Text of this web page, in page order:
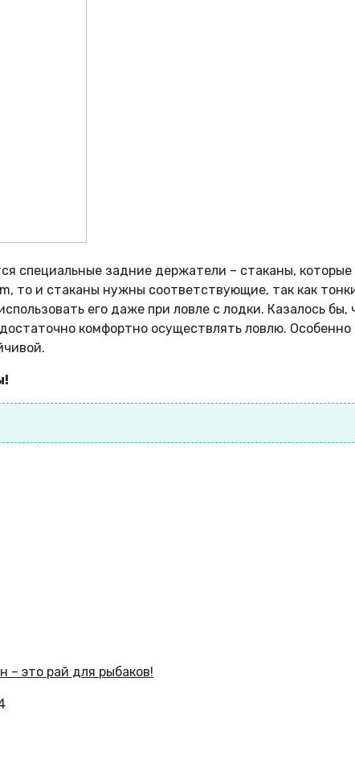
специальные задние держатели – стаканы,
то и стаканы нужны соответствующие, так как
его даже при ловле с лодки. Казалось
комфортно осуществлять ловлю.